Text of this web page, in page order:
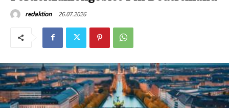
redaktion 26.07.2026